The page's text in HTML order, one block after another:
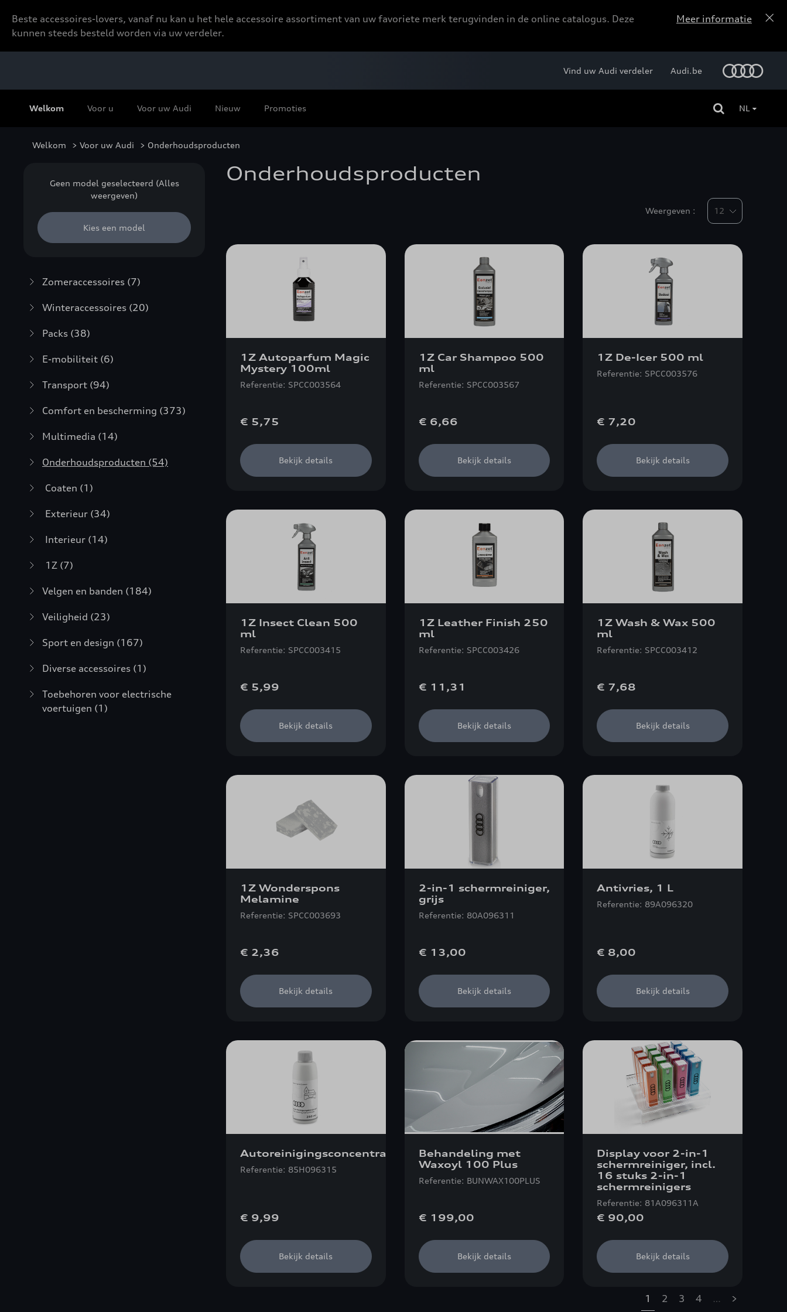
Beste accessoires-lovers, vanaf nu kan u het hele accessoire assortiment van uw favoriete merk terugvinden in de online catalogus. Deze
kunnen steeds besteld worden via uw verdeler.
Meer informatie
Welkom Voor u Voor uw Audi Nieuw Promoties
Vind uw Audi verdeler Audi.be
NL
Welkom > Voor uw Audi > Onderhoudsproducten
Geen model geselecteerd (Alles
weergeven)
Kies een model
Zomeraccessoires (7)
Winteraccessoires (20)
Packs (38)
E-mobiliteit (6)
Transport (94)
Comfort en bescherming (373)
Multimedia (14)
Onderhoudsproducten (54)
Coaten (1)
Exterieur (34)
Interieur (14)
1Z (7)
Velgen en banden (184)
Veiligheid (23)
Sport en design (167)
Diverse accessoires (1)
Toebehoren voor electrische
voertuigen (1)
Onderhoudsproducten
Weergeven :
1Z Autoparfum Magic
Mystery 100ml
Referentie: SPCC003564
€ 5,75
Bekijk details
1Z Car Shampoo 500
ml
Referentie: SPCC003567
€ 6,66
Bekijk details
1Z De-Icer 500 ml
Referentie: SPCC003576
€ 7,20
Bekijk details
1Z Insect Clean 500
ml
Referentie: SPCC003415
€ 5,99
Bekijk details
1Z Leather Finish 250
ml
Referentie: SPCC003426
€ 11,31
Bekijk details
1Z Wash & Wax 500
ml
Referentie: SPCC003412
€ 7,68
Bekijk details
1Z Wonderspons
Melamine
Referentie: SPCC003693
€ 2,36
Bekijk details
2-in-1 schermreiniger,
grijs
Referentie: 80A096311
€ 13,00
Bekijk details
Antivries, 1 L
Referentie: 89A096320
€ 8,00
Bekijk details
Autoreinigingsconcentraat
Referentie: 85H096315
€ 9,99
Bekijk details
Behandeling met
Waxoyl 100 Plus
Referentie: BUNWAX100PLUS
€ 199,00
Bekijk details
Display voor 2-in-1
schermreiniger, incl.
16 stuks 2-in-1
schermreinigers
Referentie: 81A096311A
€ 90,00
Bekijk details
1 2 3 4 … »